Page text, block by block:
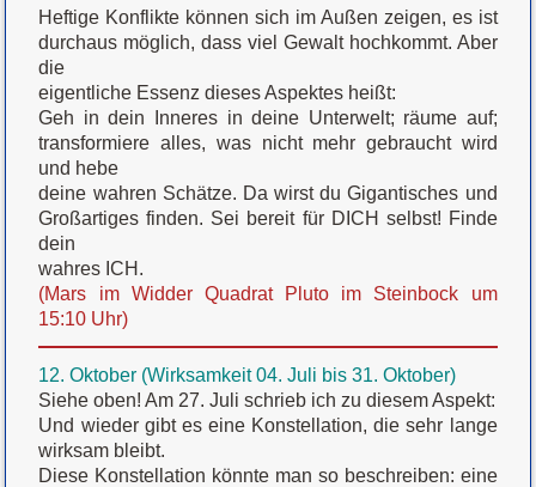
Heftige Konflikte können sich im Außen zeigen, es ist
durchaus möglich, dass viel Gewalt hochkommt. Aber
die
eigentliche Essenz dieses Aspektes heißt:
Geh in dein Inneres in deine Unterwelt; räume auf;
transformiere alles, was nicht mehr gebraucht wird
und hebe
deine wahren Schätze. Da wirst du Gigantisches und
Großartiges finden. Sei bereit für DICH selbst! Finde
dein
wahres ICH.
(Mars im Widder Quadrat Pluto im Steinbock um
15:10 Uhr)
12. Oktober (Wirksamkeit 04. Juli bis 31. Oktober)
Siehe oben! Am 27. Juli schrieb ich zu diesem Aspekt:
Und wieder gibt es eine Konstellation, die sehr lange
wirksam bleibt.
Diese Konstellation könnte man so beschreiben: eine